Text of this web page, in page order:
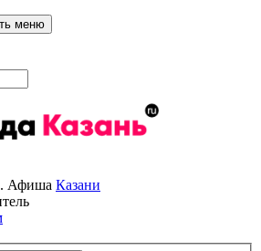
меню
Афиша Казани